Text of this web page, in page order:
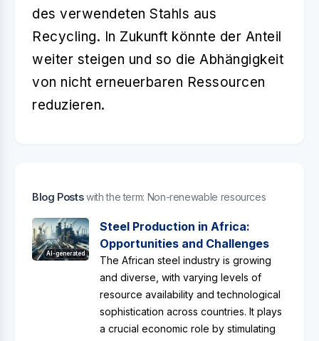
des verwendeten Stahls aus
Recycling. In Zukunft könnte der Anteil
weiter steigen und so die Abhängigkeit
von nicht erneuerbaren Ressourcen
reduzieren.
Blog Postswith the term: Non-renewable resources
AI-generated
Steel Production in Africa:
Opportunities and Challenges
The African steel industry is growing
and diverse, with varying levels of
resource availability and technological
sophistication across countries. It plays
a crucial economic role by stimulating